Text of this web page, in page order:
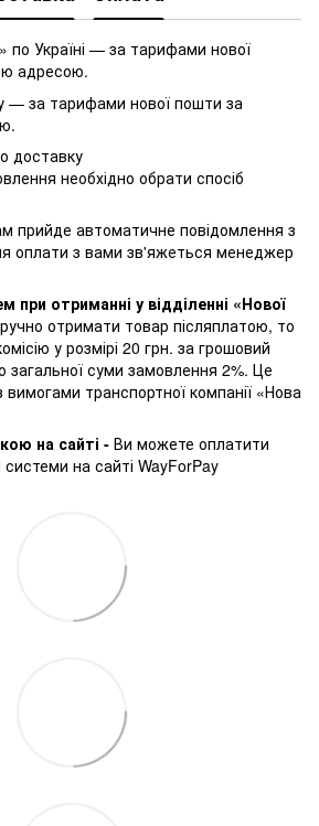
Україні — за тарифами нової
адресою.
— за тарифами нової пошти за
доставку
необхідно обрати спосіб
прийде автоматичне повідомлення з
оплати з вами зв'яжеться менеджер
отриманні у відділенні «Нової
отримати товар післяплатою, то
у розмірі 20 грн. за грошовий
загальної суми замовлення 2%. Це
вимогами транспортної компанії «Нова
на сайті - Ви можете оплатити
системи на сайті WayForPay